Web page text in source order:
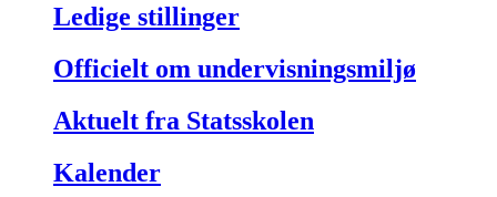
Ledige stillinger
Officielt om undervisningsmiljø
Aktuelt fra Statsskolen
Kalender